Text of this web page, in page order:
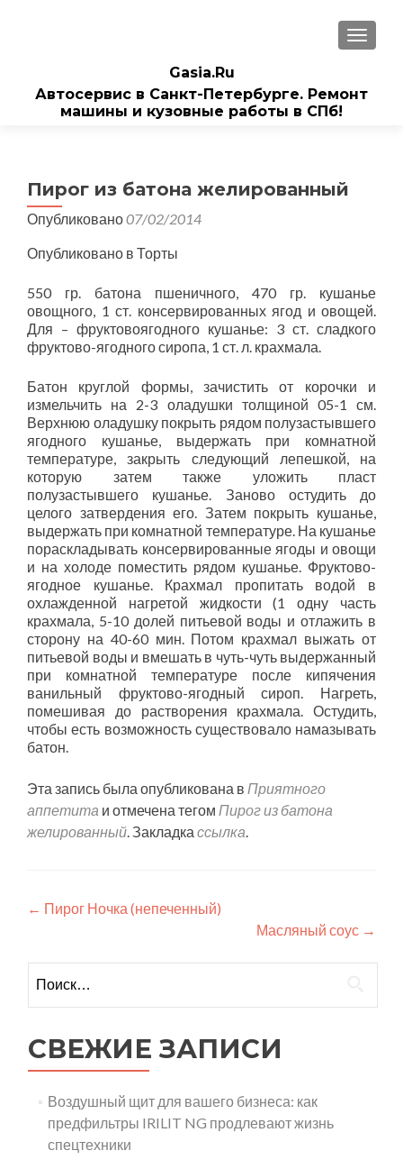
Gasia.Ru
Автосервис в Санкт-Петербурге. Ремонт
машины и кузовные работы в СПб!
Пирог из батона желированный
Опубликовано07/02/2014
Опубликовано в Торты
550 гр. батона пшеничного, 470 гр. кушанье
овощного, 1 ст. консервированных ягод и овощей.
Для – фруктовоягодного кушанье: 3 ст. сладкого
фруктово-ягодного сиропа, 1 ст. л. крахмала.
Батон круглой формы, зачистить от корочки и
измельчить на 2-3 оладушки толщиной 05-1 см.
Верхнюю оладушку покрыть рядом полузастывшего
ягодного кушанье, выдержать при комнатной
температуре, закрыть следующий лепешкой, на
которую затем также уложить пласт
полузастывшего кушанье. Заново остудить до
целого затвердения его. Затем покрыть кушанье,
выдержать при комнатной температуре. На кушанье
пораскладывать консервированные ягоды и овощи
и на холоде поместить рядом кушанье. Фруктово-
ягодное кушанье. Крахмал пропитать водой в
охлажденной нагретой жидкости (1 одну часть
крахмала, 5-10 долей питьевой воды и отлажить в
сторону на 40-60 мин. Потом крахмал выжать от
питьевой воды и вмешать в чуть-чуть выдержанный
при комнатной температуре после кипячения
ванильный фруктово-ягодный сироп. Нагреть,
помешивая до растворения крахмала. Остудить,
чтобы есть возможность существовало намазывать
батон.
Эта запись была опубликована в Приятного
аппетита и отмечена тегом Пирог из батона
желированный. Закладка ссылка.
Навигация
записям
← Пирог Ночка (непеченный)
Масляный соус →
СВЕЖИЕ ЗАПИСИ
Воздушный щит для вашего бизнеса: как
предфильтры IRILIT NG продлевают жизнь
спецтехники